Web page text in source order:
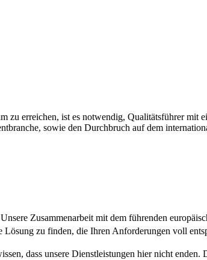
zu erreichen, ist es notwendig, Qualitätsführer mit
sowie den Durchbruch auf dem
Zusammenarbeit mit dem führenden
Lösung zu finden, die Ihren Anforderungen voll
dass unsere Dienstleistungen hier nicht